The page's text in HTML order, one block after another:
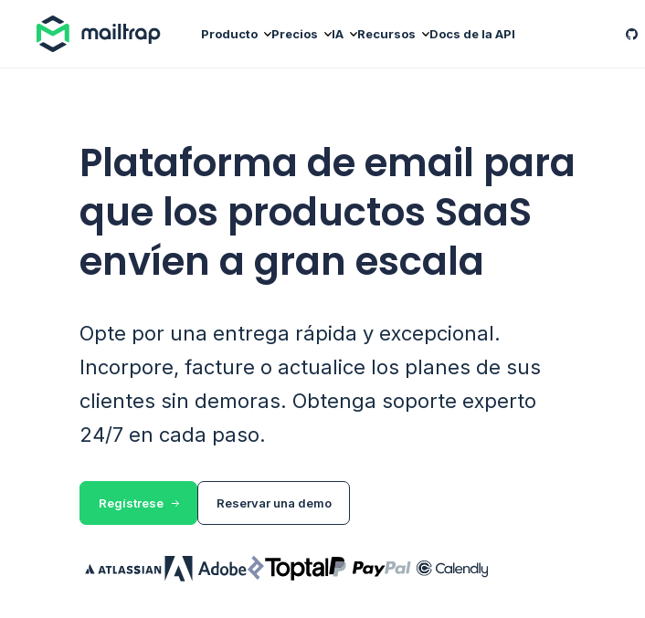
Producto Precios IA Recursos Docs de la API
Plataforma de email para
que los productos SaaS
envíen a gran escala
Opte por una entrega rápida y excepcional.
Incorpore, facture o actualice los planes de sus
clientes sin demoras. Obtenga soporte experto
24/7 en cada paso.
Regístrese Reservar una demo